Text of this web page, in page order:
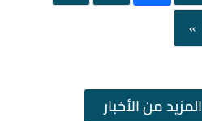
»
المزيد من الأخبار